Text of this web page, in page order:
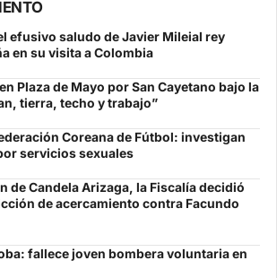
efusivo saludo de Javier Mileial rey
en su visita a Colombia
Plaza de Mayo por San Cayetano bajo la
tierra, techo y trabajo”
Coreana de Fútbol: investigan
servicios sexuales
de Candela Arizaga, la Fiscalía decidió
de acercamiento contra Facundo
fallece joven bombera voluntaria en